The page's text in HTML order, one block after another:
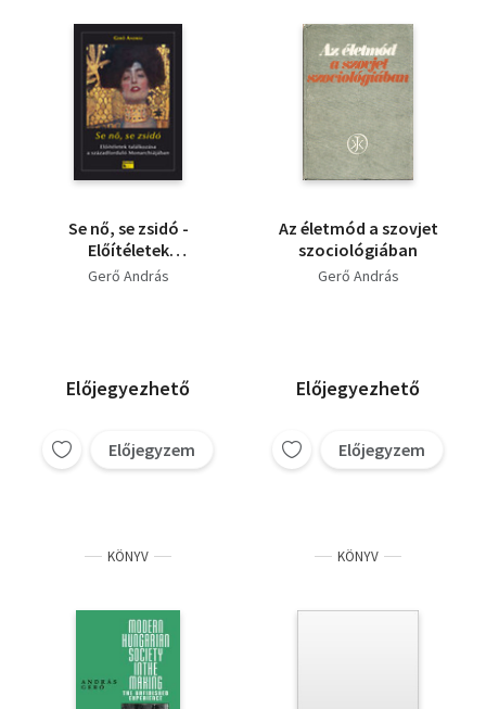
Se nő, se zsidó -
Előítéletek
találkozása a
Gerő András
Előjegyezhető
Előjegyzem
Az életmód a szovjet
szociológiában
Gerő András
Előjegyezhető
Előjegyzem
KÖNYV KÖNYV